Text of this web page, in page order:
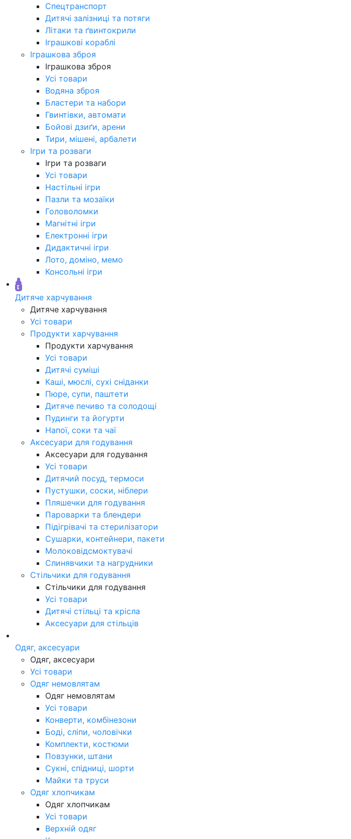
Спецтранспорт
Дитячі залізниці та потяги
Літаки та ґвинтокрили
Іграшкові кораблі
Іграшкова зброя
Іграшкова зброя
Усі товари
Водяна зброя
Бластери та набори
Гвинтівки, автомати
Бойові дзиґи, арени
Тири, мішені, арбалети
Ігри та розваги
Ігри та розваги
Усі товари
Настільні ігри
Пазли та мозаїки
Головоломки
Магнітні ігри
Електронні ігри
Дидактичні ігри
Лото, доміно, мемо
Консольні ігри
Дитяче харчування
Дитяче харчування
Усі товари
Продукти харчування
Продукти харчування
Усі товари
Дитячі суміші
Каші, мюслі, сухі сніданки
Пюре, супи, паштети
Дитяче печиво та солодощі
Пудинги та йогурти
Напої, соки та чаї
Аксесуари для годування
Аксесуари для годування
Усі товари
Дитячий посуд, термоси
Пустушки, соски, ніблери
Пляшечки для годування
Пароварки та блендери
Підігрівачі та стерилізатори
Сушарки, контейнери, пакети
Молоковідсмоктувачі
Слинявчики та нагрудники
Стільчики для годування
Стільчики для годування
Усі товари
Дитячі стільці та крісла
Аксесуари для стільців
Одяг, аксесуари
Одяг, аксесуари
Усі товари
Одяг немовлятам
Одяг немовлятам
Усі товари
Конверти, комбінезони
Боді, сліпи, чоловічки
Комплекти, костюми
Повзунки, штани
Сукні, спідниці, шорти
Майки та труси
Одяг хлопчикам
Одяг хлопчикам
Усі товари
Верхній одяг